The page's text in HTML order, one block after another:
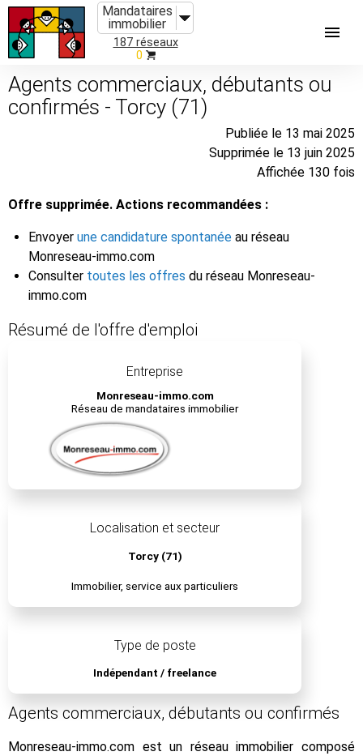
Mandataires
immobilier
187 réseaux
0
Agents commerciaux, débutants ou
confirmés - Torcy (71)
Publiée le 13 mai 2025
Supprimée le 13 juin 2025
Affichée 130 fois
Offre supprimée. Actions recommandées :
Envoyer une candidature spontanée au réseau
Monreseau-immo.com
Consulter toutes les offres du réseau Monreseau-
immo.com
Résumé de l'offre d'emploi
Entreprise
Monreseau-immo.com
Réseau de mandataires immobilier
Localisation et secteur
Torcy (71)
Immobilier, service aux particuliers
Type de poste
Indépendant / freelance
Agents commerciaux, débutants ou confirmés
Monreseau-immo.com est un réseau immobilier composé